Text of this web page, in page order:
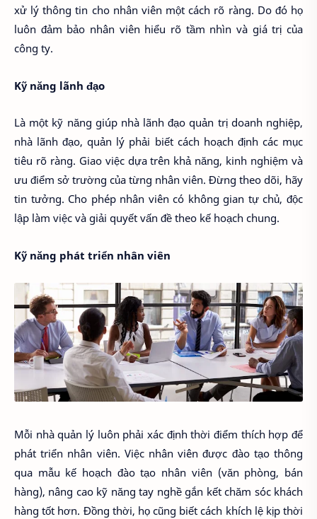
xử lý thông tin cho nhân viên một cách rõ ràng. Do đó họ
luôn đảm bảo nhân viên hiểu rõ tầm nhìn và giá trị của
công ty.
Kỹ năng lãnh đạo
Là một kỹ năng giúp nhà lãnh đạo quản trị doanh nghiệp,
nhà lãnh đạo, quản lý phải biết cách hoạch định các mục
tiêu rõ ràng. Giao việc dựa trên khả năng, kinh nghiệm và
ưu điểm sở trường của từng nhân viên. Đừng theo dõi, hãy
tin tưởng. Cho phép nhân viên có không gian tự chủ, độc
lập làm việc và giải quyết vấn đề theo kế hoạch chung.
Kỹ năng phát triển nhân viên
Mỗi nhà quản lý luôn phải xác định thời điểm thích hợp để
phát triển nhân viên. Việc nhân viên được đào tạo thông
qua mẫu kế hoạch đào tạo nhân viên (văn phòng, bán
hàng), nâng cao kỹ năng tay nghề gắn kết chăm sóc khách
hàng tốt hơn. Đồng thời, họ cũng biết cách khích lệ kịp thời